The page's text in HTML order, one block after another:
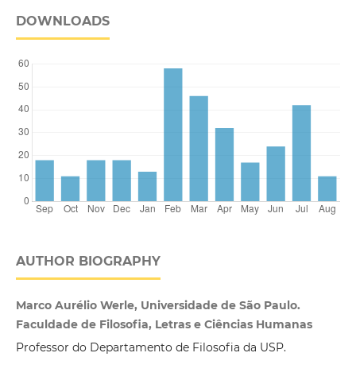
DOWNLOADS
AUTHOR BIOGRAPHY
Marco Aurélio Werle, Universidade de São Paulo.
Faculdade de Filosofia, Letras e Ciências Humanas
Professor do Departamento de Filosofia da USP.